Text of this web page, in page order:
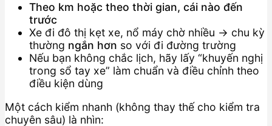
Theo km hoặc theo thời gian, cái nào đến
trước
Xe đi đô thị kẹt xe, nổ máy chờ nhiều → chu kỳ
thường ngắn hơn so với đi đường trường
Nếu bạn không chắc lịch, hãy lấy “khuyến nghị
trong sổ tay xe” làm chuẩn và điều chỉnh theo
điều kiện dùng
Một cách kiểm nhanh (không thay thế cho kiểm tra
chuyên sâu) là nhìn: